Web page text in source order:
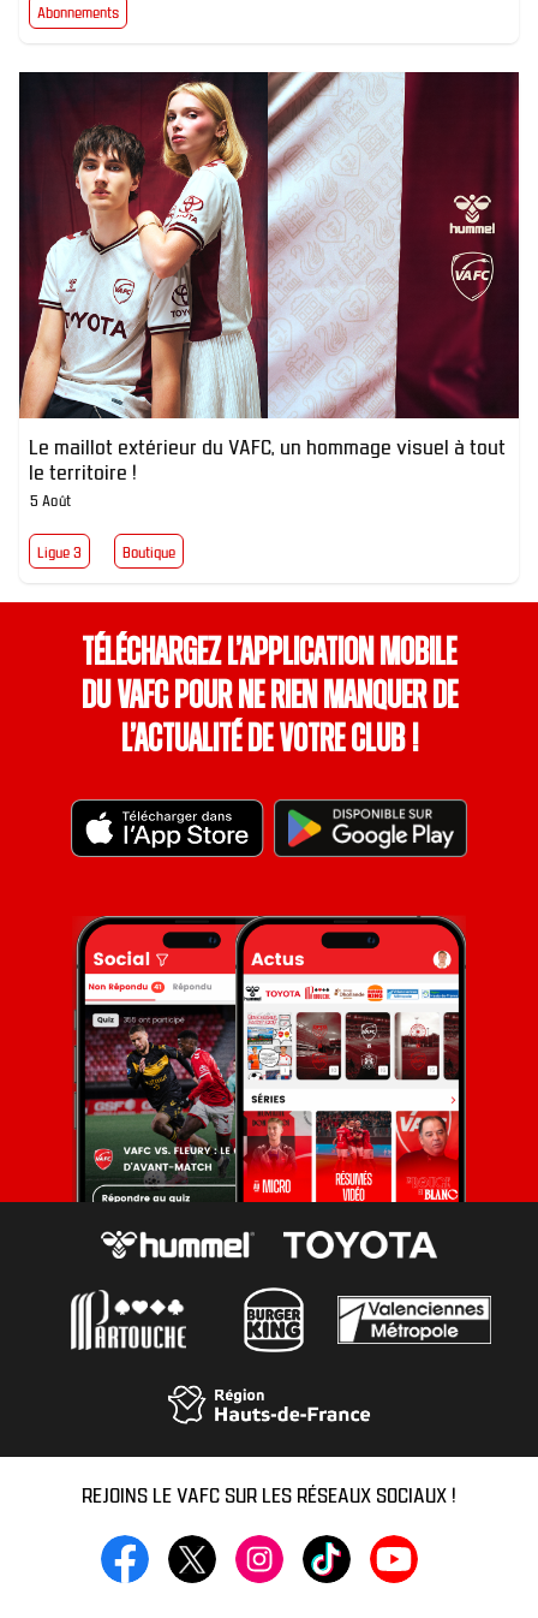
Abonnements
Le maillot extérieur du VAFC, un hommage visuel à tout
le territoire !
5 Août
Ligue 3 Boutique
Téléchargez l’application mobile
du VAFC pour ne rien manquer de
l’actualité de votre club !
REJOINS LE VAFC SUR LES RÉSEAUX SOCIAUX !